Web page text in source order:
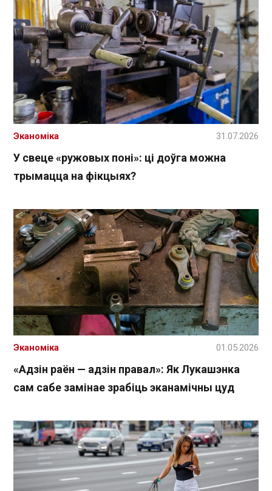
У свеце «ружовых поні»: ці доўга можна
трымацца на фікцыях?
Эканоміка 31.07.2026
«Адзін раён — адзін правал»: Як Лукашэнка
сам сабе замінае зрабіць эканамічны цуд
Эканоміка 01.05.2026